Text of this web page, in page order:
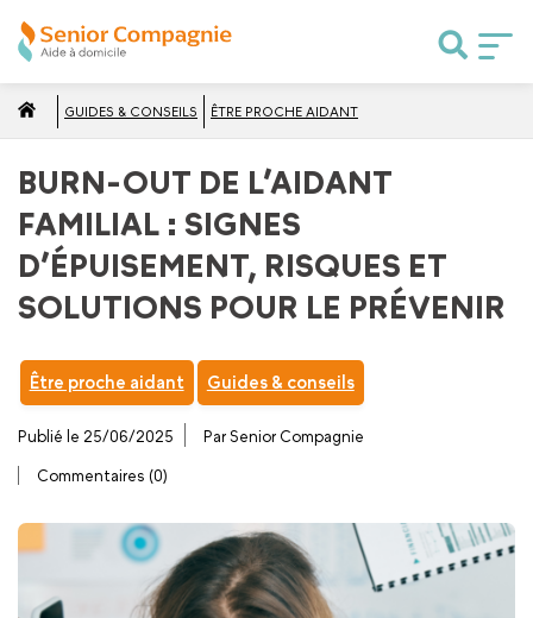
GUIDES & CONSEILS ÊTRE PROCHE AIDANT
BURN-OUT DE L’AIDANT
FAMILIAL : SIGNES
D’ÉPUISEMENT, RISQUES ET
SOLUTIONS POUR LE PRÉVENIR
Être proche aidant Guides & conseils
Publié le 25/06/2025 Par Senior Compagnie
Commentaires (0)